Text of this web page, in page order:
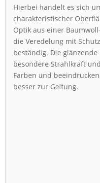
Hierbei handelt es sich
charakteristischer
Optik aus einer
die Veredelung mit
beständig. Die
besondere Strahlkraft
Farben und
besser zur Geltung.